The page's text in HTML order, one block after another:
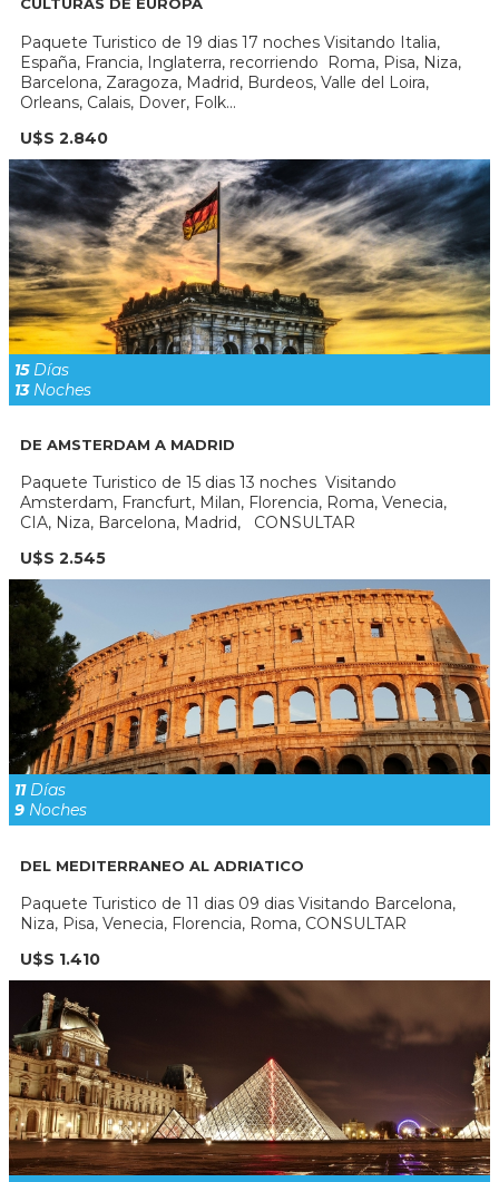
CULTURAS DE EUROPA
Paquete Turistico de 19 dias 17 noches Visitando Italia,
España, Francia, Inglaterra, recorriendo Roma, Pisa, Niza,
Barcelona, Zaragoza, Madrid, Burdeos, Valle del Loira,
Orleans, Calais, Dover, Folk...
U$S 2.840
15Días
13Noches
DE AMSTERDAM A MADRID
Paquete Turistico de 15 dias 13 noches Visitando
Amsterdam, Francfurt, Milan, Florencia, Roma, Venecia,
CIA, Niza, Barcelona, Madrid, CONSULTAR
U$S 2.545
11Días
9 Noches
DEL MEDITERRANEO AL ADRIATICO
Paquete Turistico de 11 dias 09 dias Visitando Barcelona,
Niza, Pisa, Venecia, Florencia, Roma, CONSULTAR
U$S 1.410